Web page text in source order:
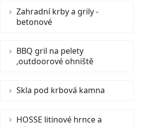
Zahradní krby a grily -
betonové
BBQ gril na pelety
,outdoorové ohniště
Skla pod krbová kamna
HOSSE litinové hrnce a